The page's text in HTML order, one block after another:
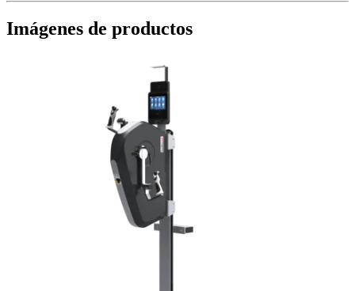
Imágenes de productos